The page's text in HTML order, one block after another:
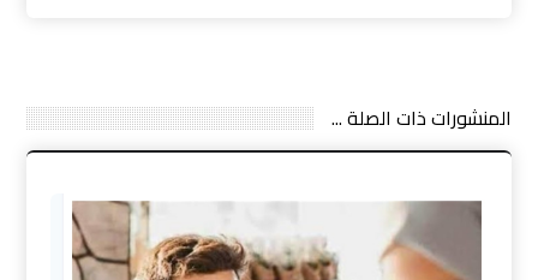
المنشورات ذات الصلة ...